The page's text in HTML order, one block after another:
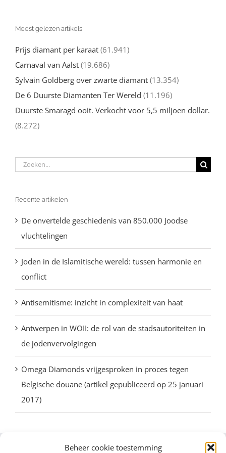
Beheer cookie toestemming
Meest gelezen artikels
Prijs diamant per karaat (61.941)
Carnaval van Aalst (19.686)
Sylvain Goldberg over zwarte diamant (13.354)
De 6 Duurste Diamanten Ter Wereld (11.196)
Duurste Smaragd ooit. Verkocht voor 5,5 miljoen dollar.
(8.272)
Zoeken
Recente artikelen
De onvertelde geschiedenis van 850.000 Joodse
vluchtelingen
Joden in de Islamitische wereld: tussen harmonie en
conflict
Antisemitisme: inzicht in complexiteit van haat
Antwerpen in WOII: de rol van de stadsautoriteiten in
de jodenvervolgingen
Omega Diamonds vrijgesproken in proces tegen
Belgische douane (artikel gepubliceerd op 25 januari
2017)